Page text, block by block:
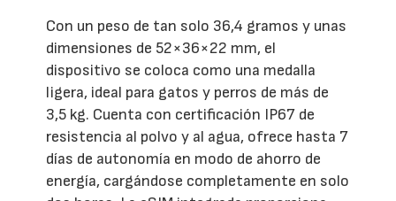
Con un peso de tan solo 36,4 gramos y unas
dimensiones de 52×36×22 mm, el
dispositivo se coloca como una medalla
ligera, ideal para gatos y perros de más de
3,5 kg. Cuenta con certificación IP67 de
resistencia al polvo y al agua, ofrece hasta 7
días de autonomía en modo de ahorro de
energía, cargándose completamente en solo